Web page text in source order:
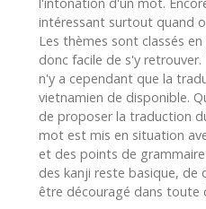
intéressant surtout quand
Les thèmes sont classés
donc facile de s'y
n'y a cependant que la
vietnamien de disponible.
de proposer la traduction
mot est mis en situation
et des points de
des kanji reste basique,
être découragé dans toute